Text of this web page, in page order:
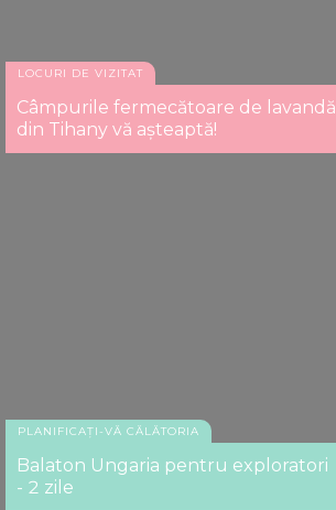
LOCURI DE VIZITAT
Câmpurile fermecătoare de lavandă
din Tihany vă așteaptă!
PLANIFICAȚI-VĂ CĂLĂTORIA
Balaton Ungaria pentru exploratori
- 2 zile